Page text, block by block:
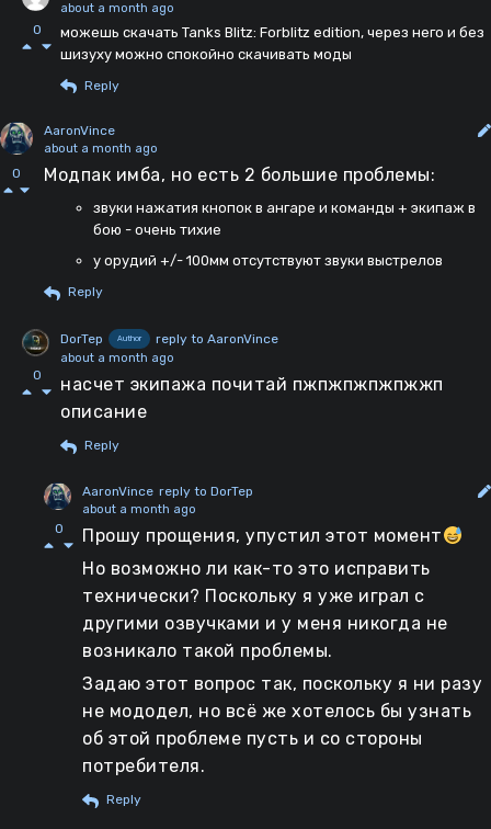
0
about a month ago
можешь скачать Tanks Blitz: Forblitz edition, через него и без
шизуху можно спокойно скачивать моды
Reply
0
AaronVince
about a month ago
Модпак имба, но есть 2 большие проблемы:
звуки нажатия кнопок в ангаре и команды + экипаж в
бою - очень тихие
у орудий +/- 100мм отсутствуют звуки выстрелов
Reply
0
DorTep Author reply to AaronVince
about a month ago
насчет экипажа почитай пжпжпжпжпжжп
описание
Reply
0
AaronVince reply to DorTep
about a month ago
Прошу прощения, упустил этот момент
Но возможно ли как-то это исправить
технически? Поскольку я уже играл с
другими озвучками и у меня никогда не
возникало такой проблемы.
Задаю этот вопрос так, поскольку я ни разу
не мододел, но всё же хотелось бы узнать
об этой проблеме пусть и со стороны
потребителя.
Reply